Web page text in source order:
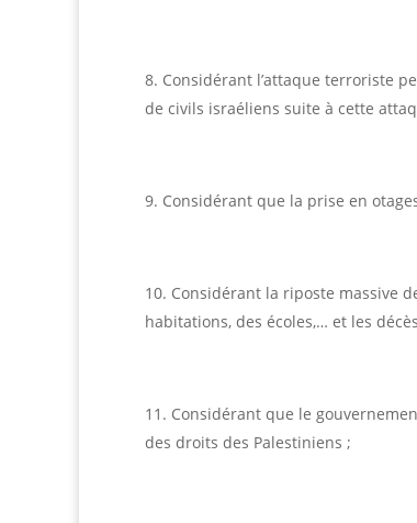
Considérant l’attaque terroriste
de civils israéliens suite à cette
Considérant que la prise en
Considérant la riposte massive
habitations, des écoles,… et les
Considérant que le
des droits des Palestiniens ;